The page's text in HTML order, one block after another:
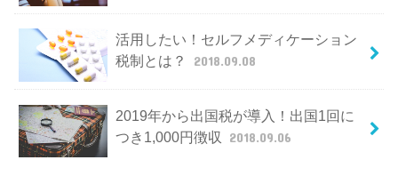
活用したい！セルフメディケーション
税制とは？
2018.09.08
2019年から出国税が導入！出国1回に
つき1,000円徴収
2018.09.06